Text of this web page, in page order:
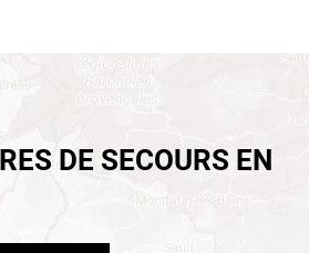
DE SECOURS EN